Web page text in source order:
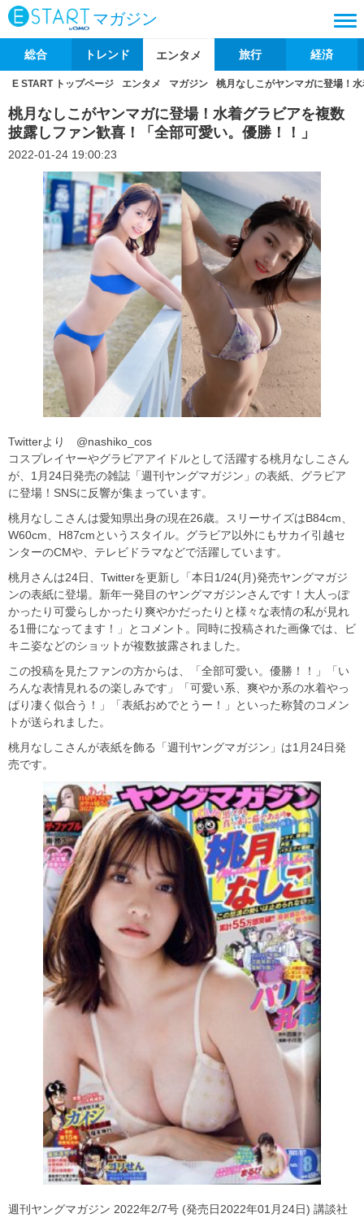
マガジン
総合 トレンド エンタメ 旅行 経済
E START トップページ エンタメ マガジン 桃月なしこがヤンマガに登場！
桃月なしこがヤンマガに登場！水着グラビアを複数
披露しファン歓喜！「全部可愛い。優勝！！」
2022-01-24 19:00:23
Twitterより @nashiko_cos
コスプレイヤーやグラビアアイドルとして活躍する桃月なしこさん
が、1月24日発売の雑誌「週刊ヤングマガジン」の表紙、グラビア
に登場！SNSに反響が集まっています。
桃月なしこさんは愛知県出身の現在26歳。スリーサイズはB84cm、
W60cm、H87cmというスタイル。グラビア以外にもサカイ引越セ
ンターのCMや、テレビドラマなどで活躍しています。
桃月さんは24日、Twitterを更新し「本日1/24(月)発売ヤングマガジ
ンの表紙に登場。新年一発目のヤングマガジンさんです！大人っぽ
かったり可愛らしかったり爽やかだったりと様々な表情の私が見れ
る1冊になってます！」とコメント。同時に投稿された画像では、ビ
キニ姿などのショットが複数披露されました。
この投稿を見たファンの方からは、「全部可愛い。優勝！！」「い
ろんな表情見れるの楽しみです」「可愛い系、爽やか系の水着やっ
ぱり凄く似合う！」「表紙おめでとうー！」といった称賛のコメン
トが送られました。
桃月なしこさんが表紙を飾る「週刊ヤングマガジン」は1月24日発
売です。
週刊ヤングマガジン 2022年2/7号 (発売日2022年01月24日) 講談社